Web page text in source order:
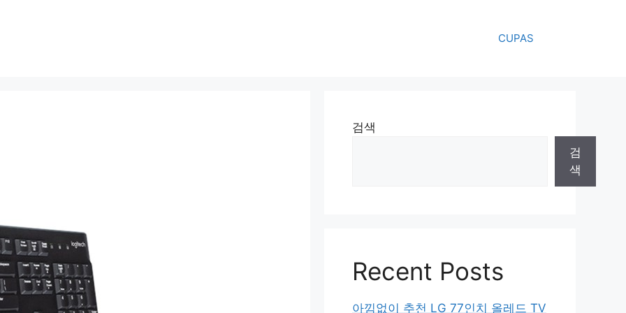
CUPAS
검색
검
색
Recent Posts
아낌없이 추천 LG 77인치 올레드 TV